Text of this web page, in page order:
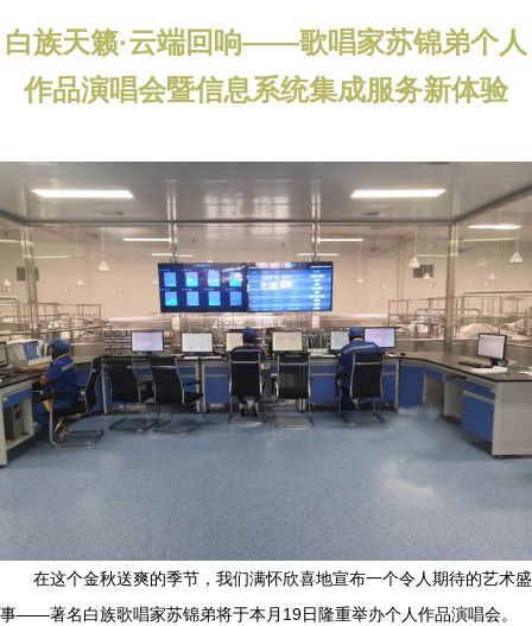
白族天籁·云端回响——歌唱家苏锦弟个人
作品演唱会暨信息系统集成服务新体验
在这个金秋送爽的季节，我们满怀欣喜地宣布一个令人期待的艺术盛
事——著名白族歌唱家苏锦弟将于本月19日隆重举办个人作品演唱会。